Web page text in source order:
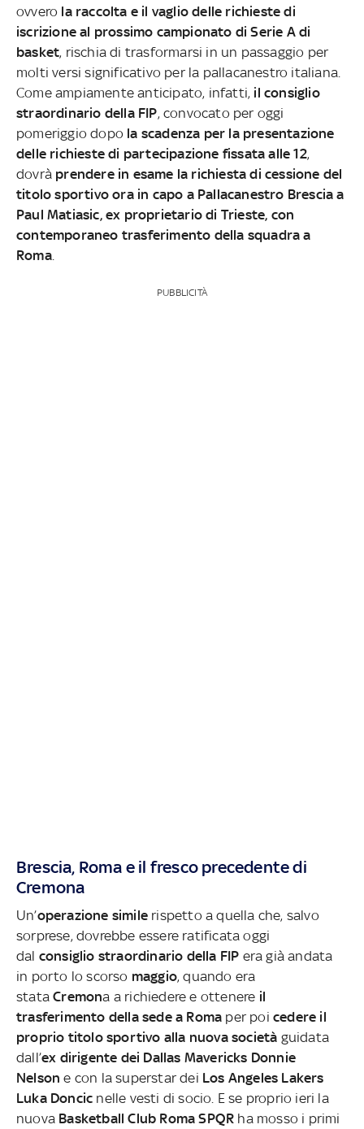
ovvero la raccolta e il vaglio delle richieste di
iscrizione al prossimo campionato di Serie A di
basket, rischia di trasformarsi in un passaggio per
molti versi significativo per la pallacanestro italiana.
Come ampiamente anticipato, infatti, il consiglio
straordinario della FIP, convocato per oggi
pomeriggio dopo la scadenza per la presentazione
delle richieste di partecipazione fissata alle 12,
dovrà prendere in esame la richiesta di cessione del
titolo sportivo ora in capo a Pallacanestro Brescia a
Paul Matiasic, ex proprietario di Trieste, con
contemporaneo trasferimento della squadra a
Roma.
PUBBLICITÀ
Brescia, Roma e il fresco precedente di
Cremona
Un’operazione simile rispetto a quella che, salvo
sorprese, dovrebbe essere ratificata oggi
dal consiglio straordinario della FIP era già andata
in porto lo scorso maggio, quando era
stataCremona a richiedere e ottenere il
trasferimento della sede a Roma per poicedere il
proprio titolo sportivo alla nuova società guidata
dall’ex dirigente dei Dallas Mavericks Donnie
Nelsone con la superstar dei Los Angeles Lakers
Luka Doncic nelle vesti di socio. E se proprio ieri la
nuova Basketball Club Roma SPQR ha mosso i primi